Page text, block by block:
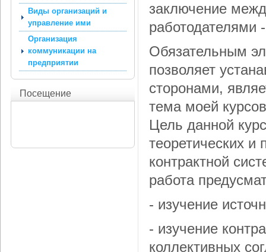
Виды организаций и
управление ими
Организация
коммуникации на
предприятии
Посещение
заключение
работодателями
Обязательным
позволяет
сторонами,
тема моей
Цель данной
теоретических и
контрактной
работа
- изучение
- изучение
коллективных